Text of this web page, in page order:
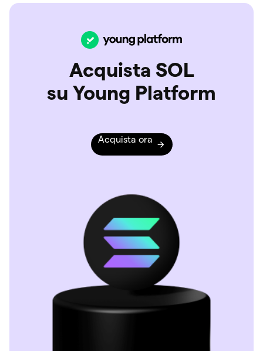
Acquista SOL
su Young Platform
Acquista ora